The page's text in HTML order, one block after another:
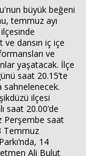
büyük beğeni
temmuz ayı
dansın iç içe
ve
yaşatacak. İlçe
saat 20.15’te
sahnelenecek.
ilçesi
saat 20.00’de
Perşembe saat
Temmuz
14
Ali Bulut